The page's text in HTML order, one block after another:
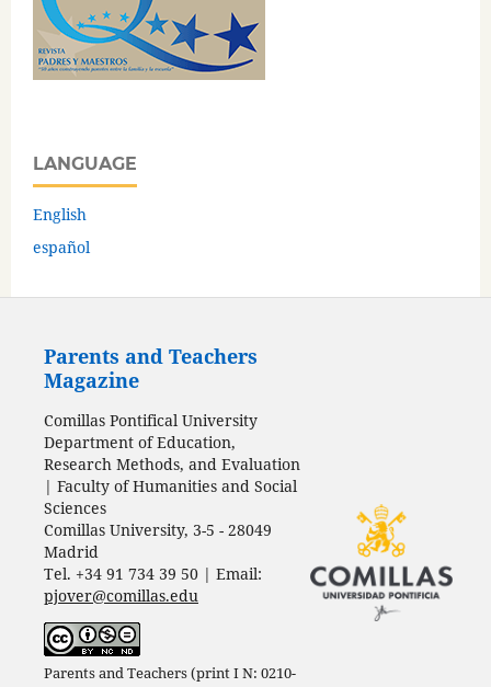
LANGUAGE
English
español
Parents and Teachers
Magazine
Comillas Pontifical University
Department of Education,
Research Methods, and Evaluation
| Faculty of Humanities and Social
Sciences
Comillas University, 3-5 - 28049
Madrid
Tel. +34 91 734 39 50 | Email:
pjover@comillas.edu
Parents and Teachers (print I N: 0210-